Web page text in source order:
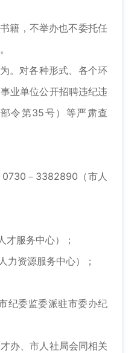
，不举办也不委托任
对各种形式、各个环
业单位公开招聘违纪违
令第35号）等严肃查
－3382890（市人
服务中心）；
资源服务中心）；
委监委派驻市委办纪
、市人社局会同相关